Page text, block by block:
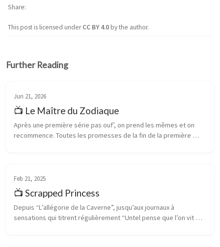
This post is licensed underCC BY 4.0by the author.
Share
Further Reading
Jun 21, 2026
📺 Le Maître du Zodiaque
Après une première série pas ouf’, on prend les mêmes et on
recommence. Toutes les promesses de la fin de la première
Feb 21, 2025
📺 Scrapped Princess
Depuis “L’allégorie de la Caverne”, jusqu’aux journaux à
sensations qui titrent régulièrement “Untel pense que l’on vit